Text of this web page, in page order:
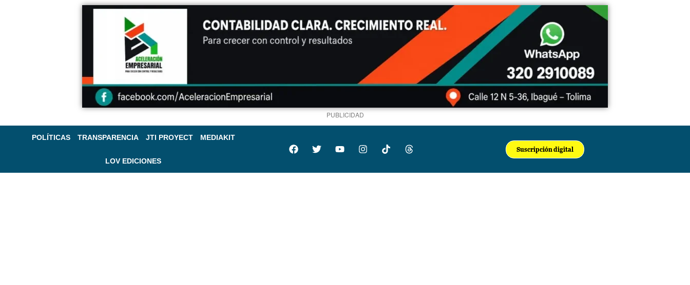
PUBLICIDAD
POLÍTICAS TRANSPARENCIA JTI PROYECT MEDIAKIT
LOV EDICIONES
Suscripción digital